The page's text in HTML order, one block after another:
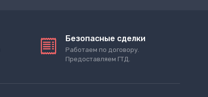
Безопасные сделки
Работаем по договору.
Предоставляем ГТД.